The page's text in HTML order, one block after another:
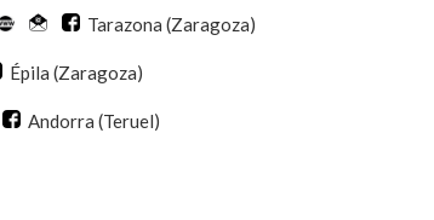
Tarazona (Zaragoza)
Épila (Zaragoza)
Andorra (Teruel)